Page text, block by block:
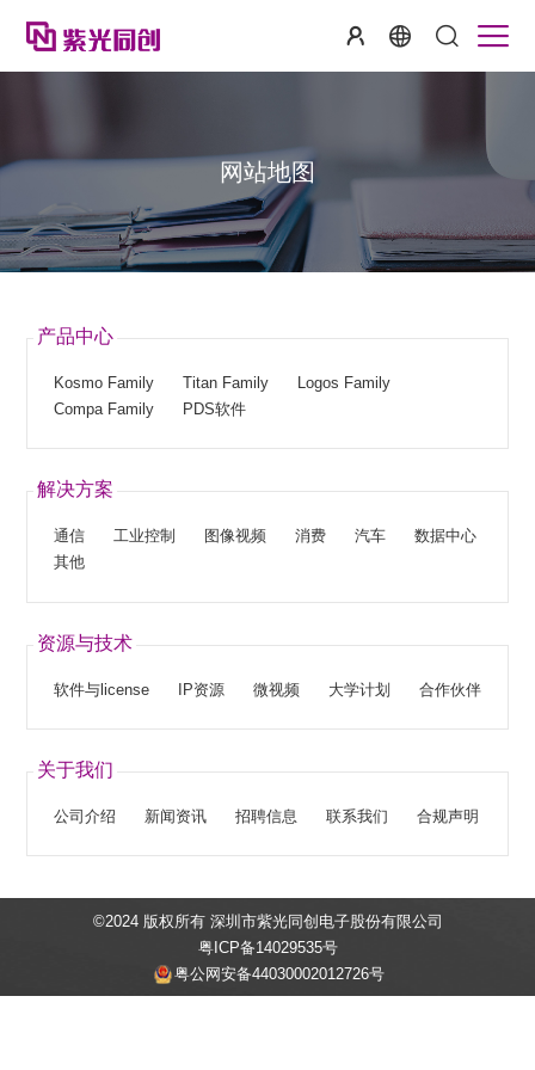
网站地图
产品中心
Kosmo Family Titan Family
Logos Family
Compa Family
PDS软件
解决方案
通信 工业控制 图像视频 消费 汽车
数据中心
其他
资源与技术
软件与license IP资源 微视频 大学计划 合作伙伴
关于我们
公司介绍 新闻资讯 招聘信息 联系我们 合规声明
©2024 版权所有 深圳市紫光同创电子股份有限公司
粤ICP备14029535号
粤公网安备44030002012726号